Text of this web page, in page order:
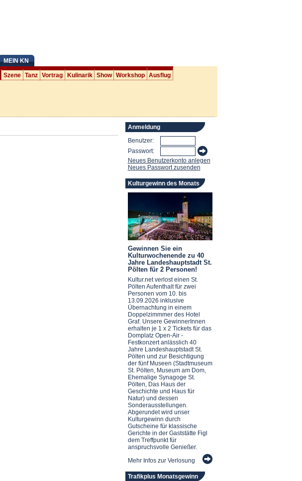
MEIN KN
Szene Tanz Vortrag Kulinarik Show Workshop Ausflug
Anmeldung
Benutzer:
Passwort:
Neues Benutzerkonto anlegen
Neues Passwort zusenden
Kulturgewinn des Monats
Gewinnen Sie ein
Kulturwochenende zu 40
Jahre Landeshauptstadt St.
Pölten für 2 Personen!
Kultur.net verlost einen St.
Pölten Aufenthalt für zwei
Personen vom 10. bis
13.09.2026 inklusive
Übernachtung in einem
Doppelzimmmer des Hotel
Graf. Unsere GewinnerInnen
erhalten je 1 x 2 Tickets für das
Domplatz Open-Air -
Festkonzert anlässlich 40
Jahre Landeshauptstadt St.
Pölten und zur Besichtigung
der fünf Museen (Stadtmuseum
St. Pölten, Museum am Dom,
Ehemalige Synagoge St.
Pölten, Das Haus der
Geschichte und Haus für
Natur) und dessen
Sonderausstellungen.
Abgerundet wird unser
Kulturgewinn durch
Gutscheine für klassische
Gerichte in der Gaststätte Figl
dem Treffpunkt für
anspruchsvolle Genießer.
Mehr Infos zur Verlosung
Trafikplus Monatsgewinn